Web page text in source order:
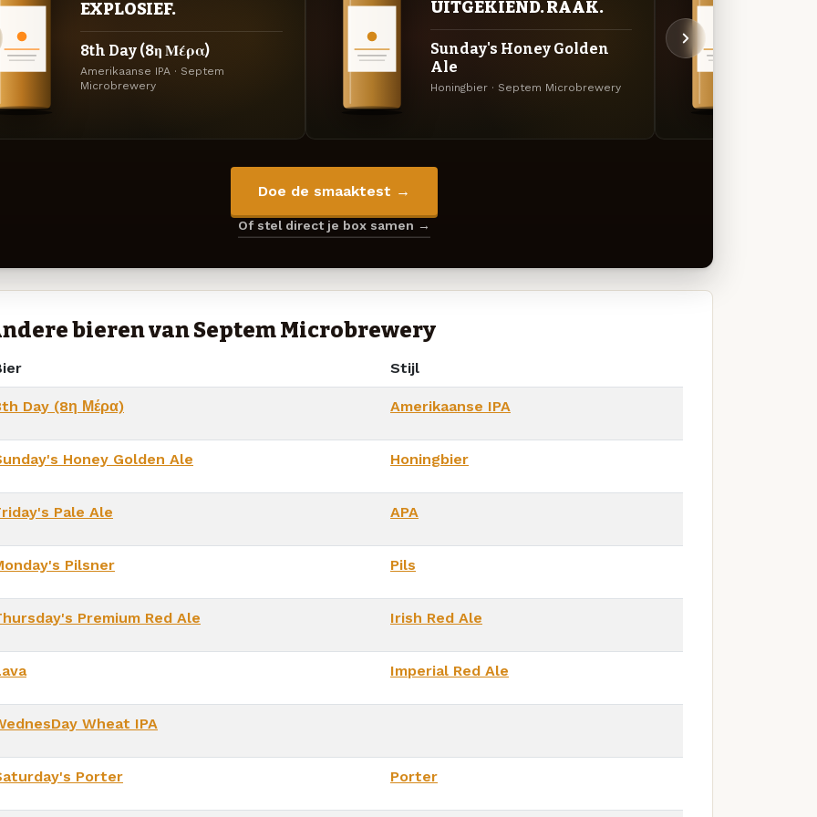
EXPLOSIEF.
8th Day (8η Μέρα)
Amerikaanse IPA · Septem
Microbrewery
UITGEKIEND. RAAK.
Sunday's Honey Golden
Ale
Honingbier · Septem Microbrewery
Doe de smaaktest →
Of stel direct je box samen →
bieren van Septem Microbrewery
Stijl
Day (8η Μέρα) Amerikaanse IPA
Honey Golden Ale Honingbier
Pale Ale APA
Pilsner Pils
Premium Red Ale Irish Red Ale
Imperial Red Ale
Wheat IPA
Porter Porter